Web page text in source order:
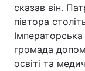
сказав він.
півтора
громада
освіті та